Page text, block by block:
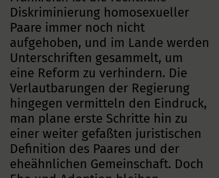
Diskriminierung homosexueller
Paare immer noch nicht
aufgehoben, und im Lande werden
Unterschriften gesammelt, um
eine Reform zu verhindern. Die
Verlautbarungen der Regierung
hingegen vermitteln den Eindruck,
man plane erste Schritte hin zu
einer weiter gefaßten juristischen
Definition des Paares und der
eheähnlichen Gemeinschaft. Doch